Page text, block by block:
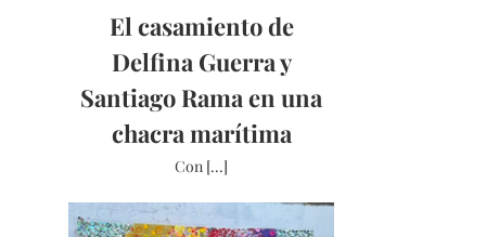
El casamiento de
Delfina Guerra y
Santiago Rama en una
chacra marítima
Con [...]